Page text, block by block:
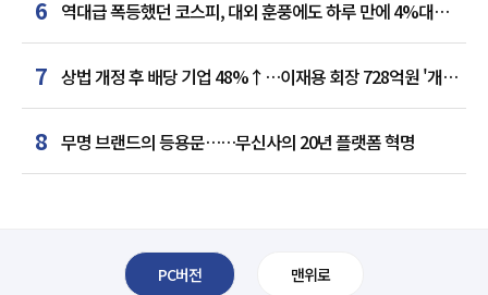
6 역대급 폭등했던 코스피, 대외 훈풍에도 하루 만에 4%대
급락
7 상법 개정 후 배당 기업 48%↑…이재용 회장 728억원 '개인
최다'
8 무명 브랜드의 등용문……무신사의 20년 플랫폼 혁명
PC버전 맨위로